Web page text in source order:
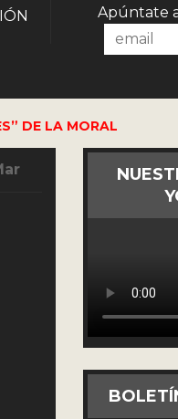
Apúntate
DE LA MORAL